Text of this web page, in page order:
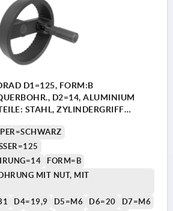
D1=125, FORM:B
D2=14, ALUMINIUM
STAHL, ZYLINDERGRIFF
FORM=B
MIT NUT, MIT
D4=19,9 D5=M6 D6=20
D7=M6